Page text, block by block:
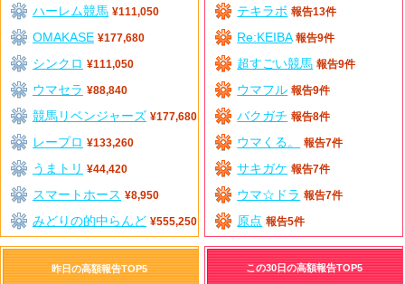
ハーレム競馬 ¥111,050
OMAKASE ¥177,680
シンクロ ¥111,050
ウマセラ ¥88,840
競馬リベンジャーズ ¥177,680
レープロ ¥133,260
うまトリ ¥44,420
スマートホース ¥8,950
みどりの的中らんど ¥555,250
テキラボ 報告13件
Re:KEIBA 報告9件
超すごい競馬 報告9件
ウマフル 報告9件
バクガチ 報告8件
ウマくる。 報告7件
サキガケ 報告7件
ウマ☆ドラ 報告7件
原点 報告5件
昨日の高額報告TOP5 この30日の高額報告TOP5